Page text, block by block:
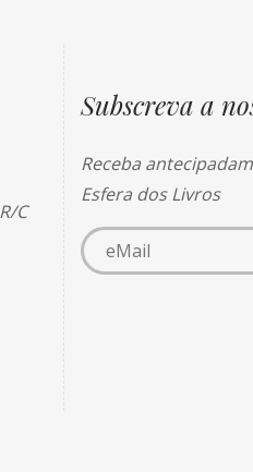
C
Subscreva a
Receba
Esfera dos Livros